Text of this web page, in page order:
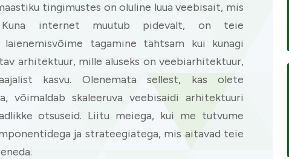
tingimustes on oluline luua veebisait, mis
internet muutub pidevalt, on teie
tagamine tähtsam kui kunagi
arhitektuur, mille aluseks on veebiarhitektuur,
kasvu. Olenemata sellest, kas olete
võimaldab skaleeruva veebisaidi arhitektuuri
otsuseid. Liitu meiega, kui me tutvume
ja strateegiatega, mis aitavad teie